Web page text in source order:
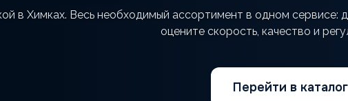
в Химках. Весь необходимый ассортимент в одном сервисе:
оцените скорость, качество и
Перейти в каталог